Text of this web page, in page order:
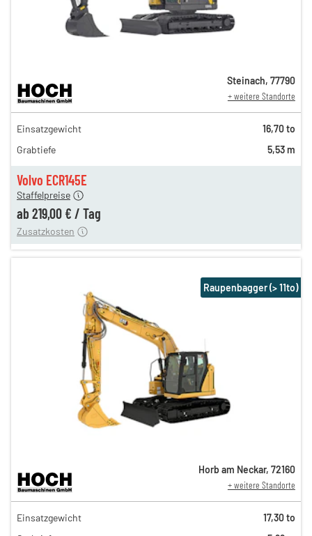
Volvo ECR145E
378,00 €
314,00 €
263,00 €
Staffelpreise
ab 219,00 € / Tag
12,00 €
Zusatzkosten
Steinach, 77790
+ weitere Standorte
Einsatzgewicht
16,70 to
Grabtiefe
5,53 m
378,00 €
314,00 €
Raupenbagger (> 11to)
Horb am Neckar, 72160
+ weitere Standorte
Einsatzgewicht
17,30 to